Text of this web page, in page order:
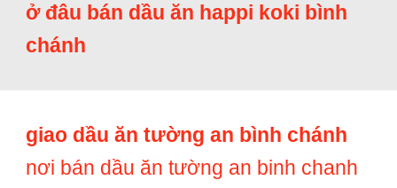
ở đâu bán dầu ăn happi koki bình
chánh
giao dầu ăn tường an bình chánh
nơi bán dầu ăn tường an binh chanh